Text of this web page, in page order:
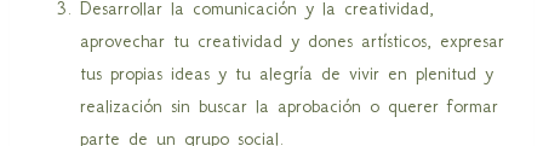
Desarrollar la comunicación y la creatividad,
aprovechar tu creatividad y dones artísticos, expresar
tus propias ideas y tu alegría de vivir en plenitud y
realización sin buscar la aprobación o querer formar
parte de un grupo social.